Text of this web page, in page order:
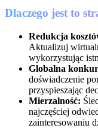
Dlaczego jest to
Redukcja
Aktualizuj
wykorzystując
Globalna
doświadczenie
przyspieszając
Mierzalność:
najczęściej
zainteresowaniu